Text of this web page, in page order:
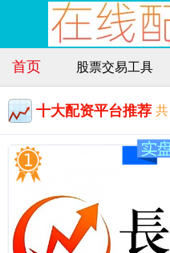
首页 股票交易工具
十大配资平台推荐 共